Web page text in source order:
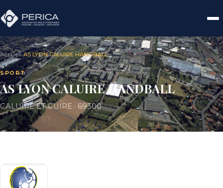
Accueil›AS LYON CALUIRE HANDBALL
SPORT
AS LYON CALUIRE HANDBALL
CALUIRE ET CUIRE · 69300